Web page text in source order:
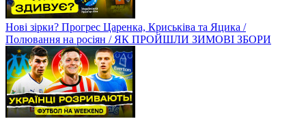
Помилки суддів, втрата лідерства Дніпром-1/ РЕАКЦІЯ
КУЧЕРА НА ГРУ ДИНАМО / Підсумки 17-го туру